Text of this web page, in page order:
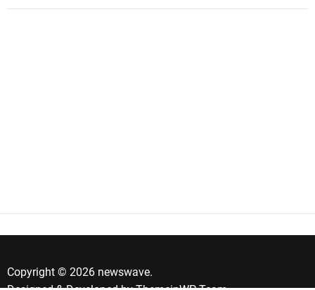
Copyright © 2026 newswave.